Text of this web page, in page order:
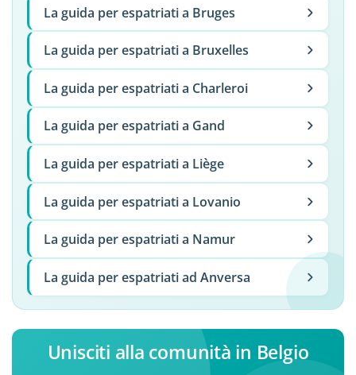
La guida per espatriati a Bruges
La guida per espatriati a Bruxelles
La guida per espatriati a Charleroi
La guida per espatriati a Gand
La guida per espatriati a Liège
La guida per espatriati a Lovanio
La guida per espatriati a Namur
La guida per espatriati ad Anversa
Unisciti alla comunità in Belgio